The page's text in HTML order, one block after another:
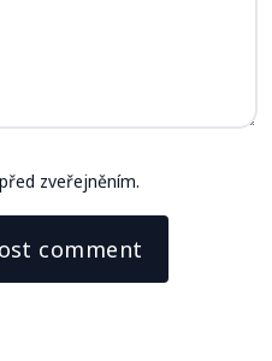
zveřejněním.
comment